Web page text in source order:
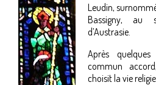
Leudin,
Bassigny, au
d’Austrasie.
Après
commun
choisit la vie